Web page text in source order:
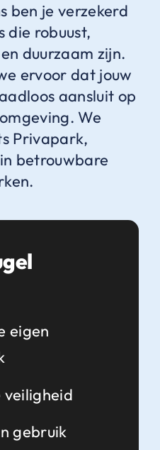
ben je verzekerd
die robuust,
duurzaam zijn.
ervoor dat jouw
aansluit op
We
Privapark,
betrouwbare
eigen
veiligheid
gebruik